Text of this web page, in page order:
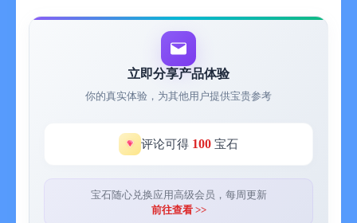
立即分享产品体验
你的真实体验，为其他用户提供宝贵参考
评论可得 100 宝石
宝石随心兑换应用高级会员，每周更新
前往查看 >>